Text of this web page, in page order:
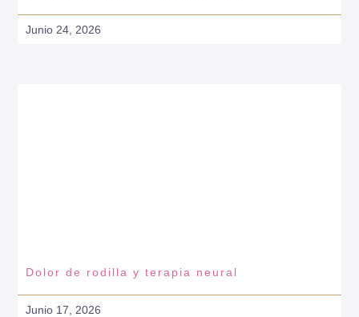
Junio 24, 2026
Dolor de rodilla y terapia neural
Junio 17, 2026